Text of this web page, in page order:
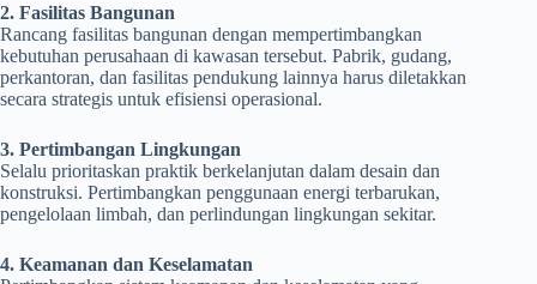
2. Fasilitas Bangunan
Rancang fasilitas bangunan dengan mempertimbangkan
kebutuhan perusahaan di kawasan tersebut. Pabrik, gudang,
perkantoran, dan fasilitas pendukung lainnya harus diletakkan
secara strategis untuk efisiensi operasional.
3. Pertimbangan Lingkungan
Selalu prioritaskan praktik berkelanjutan dalam desain dan
konstruksi. Pertimbangkan penggunaan energi terbarukan,
pengelolaan limbah, dan perlindungan lingkungan sekitar.
4. Keamanan dan Keselamatan